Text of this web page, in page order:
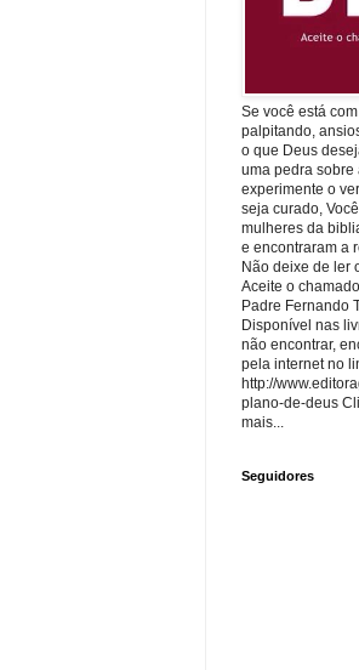
Se você está
palpitando,
o que Deus
uma pedra sobre
experimente o
seja curado,
mulheres da
e encontraram a
Não deixe de ler
Aceite o
Padre Fernando
Disponível nas
não encontrar,
pela internet no
http://
plano-de-deus
mais...
Seguidores